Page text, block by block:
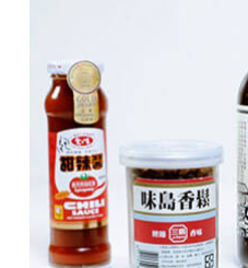
一家通過 ISO-9002 與
商，固利堅在貼標技術
豪地為客戶提供高品質
解決方案，以滿足飲料/
技、美妝、文具、五金
求。